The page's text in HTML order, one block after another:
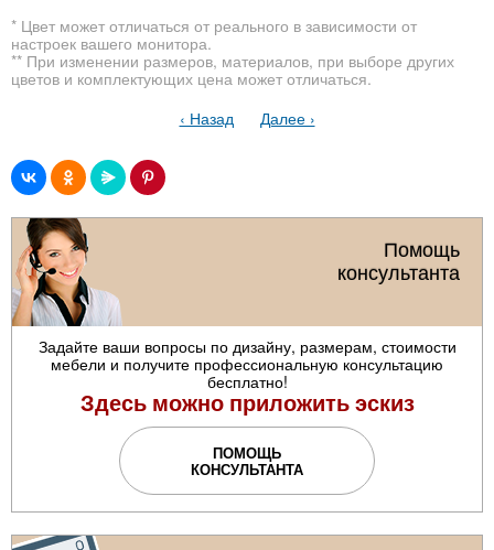
* Цвет может отличаться от реального в зависимости от
настроек вашего монитора.
** При изменении размеров, материалов, при выборе других
цветов и комплектующих цена может отличаться.
‹ Назад
Далее ›
Помощь
консультанта
Задайте ваши вопросы по дизайну, размерам, стоимости
мебели и получите профессиональную консультацию
бесплатно!
Здесь можно приложить эскиз
ПОМОЩЬ
КОНСУЛЬТАНТА